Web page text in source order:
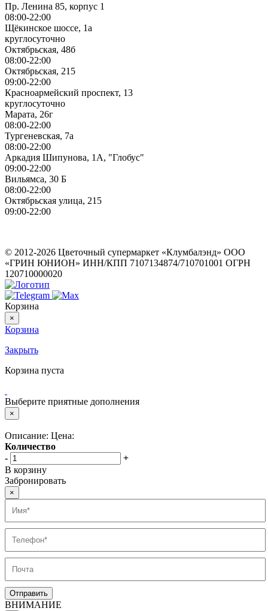
Пр. Ленина 85, корпус 1
08:00-22:00
Щёкинское шоссе, 1а
круглосуточно
Октябрьская, 48б
08:00-22:00
Октябрьская, 215
09:00-22:00
Красноармейский проспект, 13
круглосуточно
Марата, 26г
08:00-22:00
Тургеневская, 7а
08:00-22:00
Аркадия Шипунова, 1А, "Глобус"
09:00-22:00
Вильямса, 30 Б
08:00-22:00
Октябрьская улица, 215
09:00-22:00
© 2012-2026 Цветочный супермаркет «Клумбалэнд» ООО
«ГРИН ЮНИОН» ИНН/КПП 7107134874/710701001 ОГРН
120710000020
Корзина
×
Корзина
Закрыть
Корзина пуста
Выберите приятные дополнения
×
Описание: Цена:
Количество
-
+
В корзину
Забронировать
×
ВНИМАНИЕ